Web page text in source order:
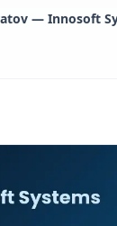
— Innosoft